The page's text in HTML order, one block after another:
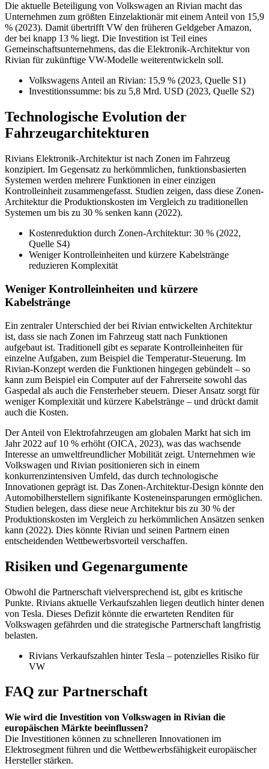
Die aktuelle Beteiligung von Volkswagen an Rivian macht das
Unternehmen zum größten Einzelaktionär mit einem Anteil von 15,9
% (2023). Damit übertrifft VW den früheren Geldgeber Amazon,
der bei knapp 13 % liegt. Die Investition ist Teil eines
Gemeinschaftsunternehmens, das die Elektronik-Architektur von
Rivian für zukünftige VW-Modelle weiterentwickeln soll.
Volkswagens Anteil an Rivian: 15,9 % (2023, Quelle S1)
Investitionssumme: bis zu 5,8 Mrd. USD (2023, Quelle S2)
Technologische Evolution der
Fahrzeugarchitekturen
Rivians Elektronik-Architektur ist nach Zonen im Fahrzeug
konzipiert. Im Gegensatz zu herkömmlichen, funktionsbasierten
Systemen werden mehrere Funktionen in einer einzigen
Kontrolleinheit zusammengefasst. Studien zeigen, dass diese Zonen-
Architektur die Produktionskosten im Vergleich zu traditionellen
Systemen um bis zu 30 % senken kann (2022).
Kostenreduktion durch Zonen-Architektur: 30 % (2022,
Quelle S4)
Weniger Kontrolleinheiten und kürzere Kabelstränge
reduzieren Komplexität
Weniger Kontrolleinheiten und kürzere
Kabelstränge
Ein zentraler Unterschied der bei Rivian entwickelten Architektur
ist, dass sie nach Zonen im Fahrzeug statt nach Funktionen
aufgebaut ist. Traditionell gibt es separate Kontrolleinheiten für
einzelne Aufgaben, zum Beispiel die Temperatur-Steuerung. Im
Rivian-Konzept werden die Funktionen hingegen gebündelt – so
kann zum Beispiel ein Computer auf der Fahrerseite sowohl das
Gaspedal als auch die Fensterheber steuern. Dieser Ansatz sorgt für
weniger Komplexität und kürzere Kabelstränge – und drückt damit
auch die Kosten.
Der Anteil von Elektrofahrzeugen am globalen Markt hat sich im
Jahr 2022 auf 10 % erhöht (OICA, 2023), was das wachsende
Interesse an umweltfreundlicher Mobilität zeigt. Unternehmen wie
Volkswagen und Rivian positionieren sich in einem
konkurrenzintensiven Umfeld, das durch technologische
Innovationen geprägt ist. Das Zonen-Architektur-Design könnte den
Automobilherstellern signifikante Kosteneinsparungen ermöglichen.
Studien belegen, dass diese neue Architektur bis zu 30 % der
Produktionskosten im Vergleich zu herkömmlichen Ansätzen senken
kann (2022). Dies könnte Rivian und seinen Partnern einen
entscheidenden Wettbewerbsvorteil verschaffen.
Risiken und Gegenargumente
Obwohl die Partnerschaft vielversprechend ist, gibt es kritische
Punkte. Rivians aktuelle Verkaufszahlen liegen deutlich hinter denen
von Tesla. Dieses Defizit könnte die erwarteten Renditen für
Volkswagen gefährden und die strategische Partnerschaft langfristig
belasten.
Rivians Verkaufszahlen hinter Tesla – potenzielles Risiko für
VW
FAQ zur Partnerschaft
Wie wird die Investition von Volkswagen in Rivian die
europäischen Märkte beeinflussen?
Die Investitionen können zu schnelleren Innovationen im
Elektrosegment führen und die Wettbewerbsfähigkeit europäischer
Hersteller stärken.